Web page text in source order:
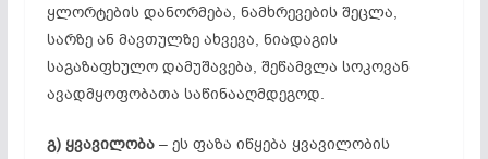
ყლორტების დანორმება, ნამხრევების შეცლა,
სარზე ან მავთულზე ახვევა, ნიადაგის
საგაზაფხულო დამუშავება, შეწამვლა სოკოვან
ავადმყოფობათა საწინააღმდეგოდ.
გ) ყვავილობა– ეს ფაზა იწყება ყვავილობის